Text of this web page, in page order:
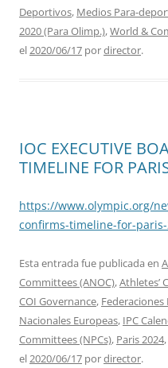
Deportivos, Medios Para-
2020 (Para Olimp.),World &
el2020/06/17 pordirector.
IOC EXECUTIVE
TIMELINE FOR
https://www.olympic.org/
confirms-timeline-for-paris-
Esta entrada fue publicada en
Committees (ANOC),Athletes’
COI Governance,
Nacionales Europeas, IPC
Committees (NPCs), Paris 2024,
el2020/06/17 pordirector.